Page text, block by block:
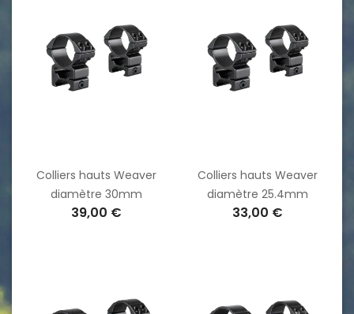
Colliers hauts Weaver
diamètre 30mm
39,00 €
Colliers hauts Weaver
diamètre 25.4mm
33,00 €